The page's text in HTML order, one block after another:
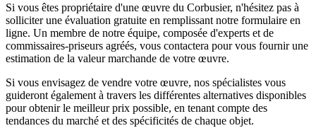
Si vous êtes propriétaire d'une œuvre du Corbusier, n'hésitez pas à
solliciter une évaluation gratuite en remplissant notre formulaire en
ligne. Un membre de notre équipe, composée d'experts et de
commissaires-priseurs agréés, vous contactera pour vous fournir une
estimation de la valeur marchande de votre œuvre.
Si vous envisagez de vendre votre œuvre, nos spécialistes vous
guideront également à travers les différentes alternatives disponibles
pour obtenir le meilleur prix possible, en tenant compte des
tendances du marché et des spécificités de chaque objet.